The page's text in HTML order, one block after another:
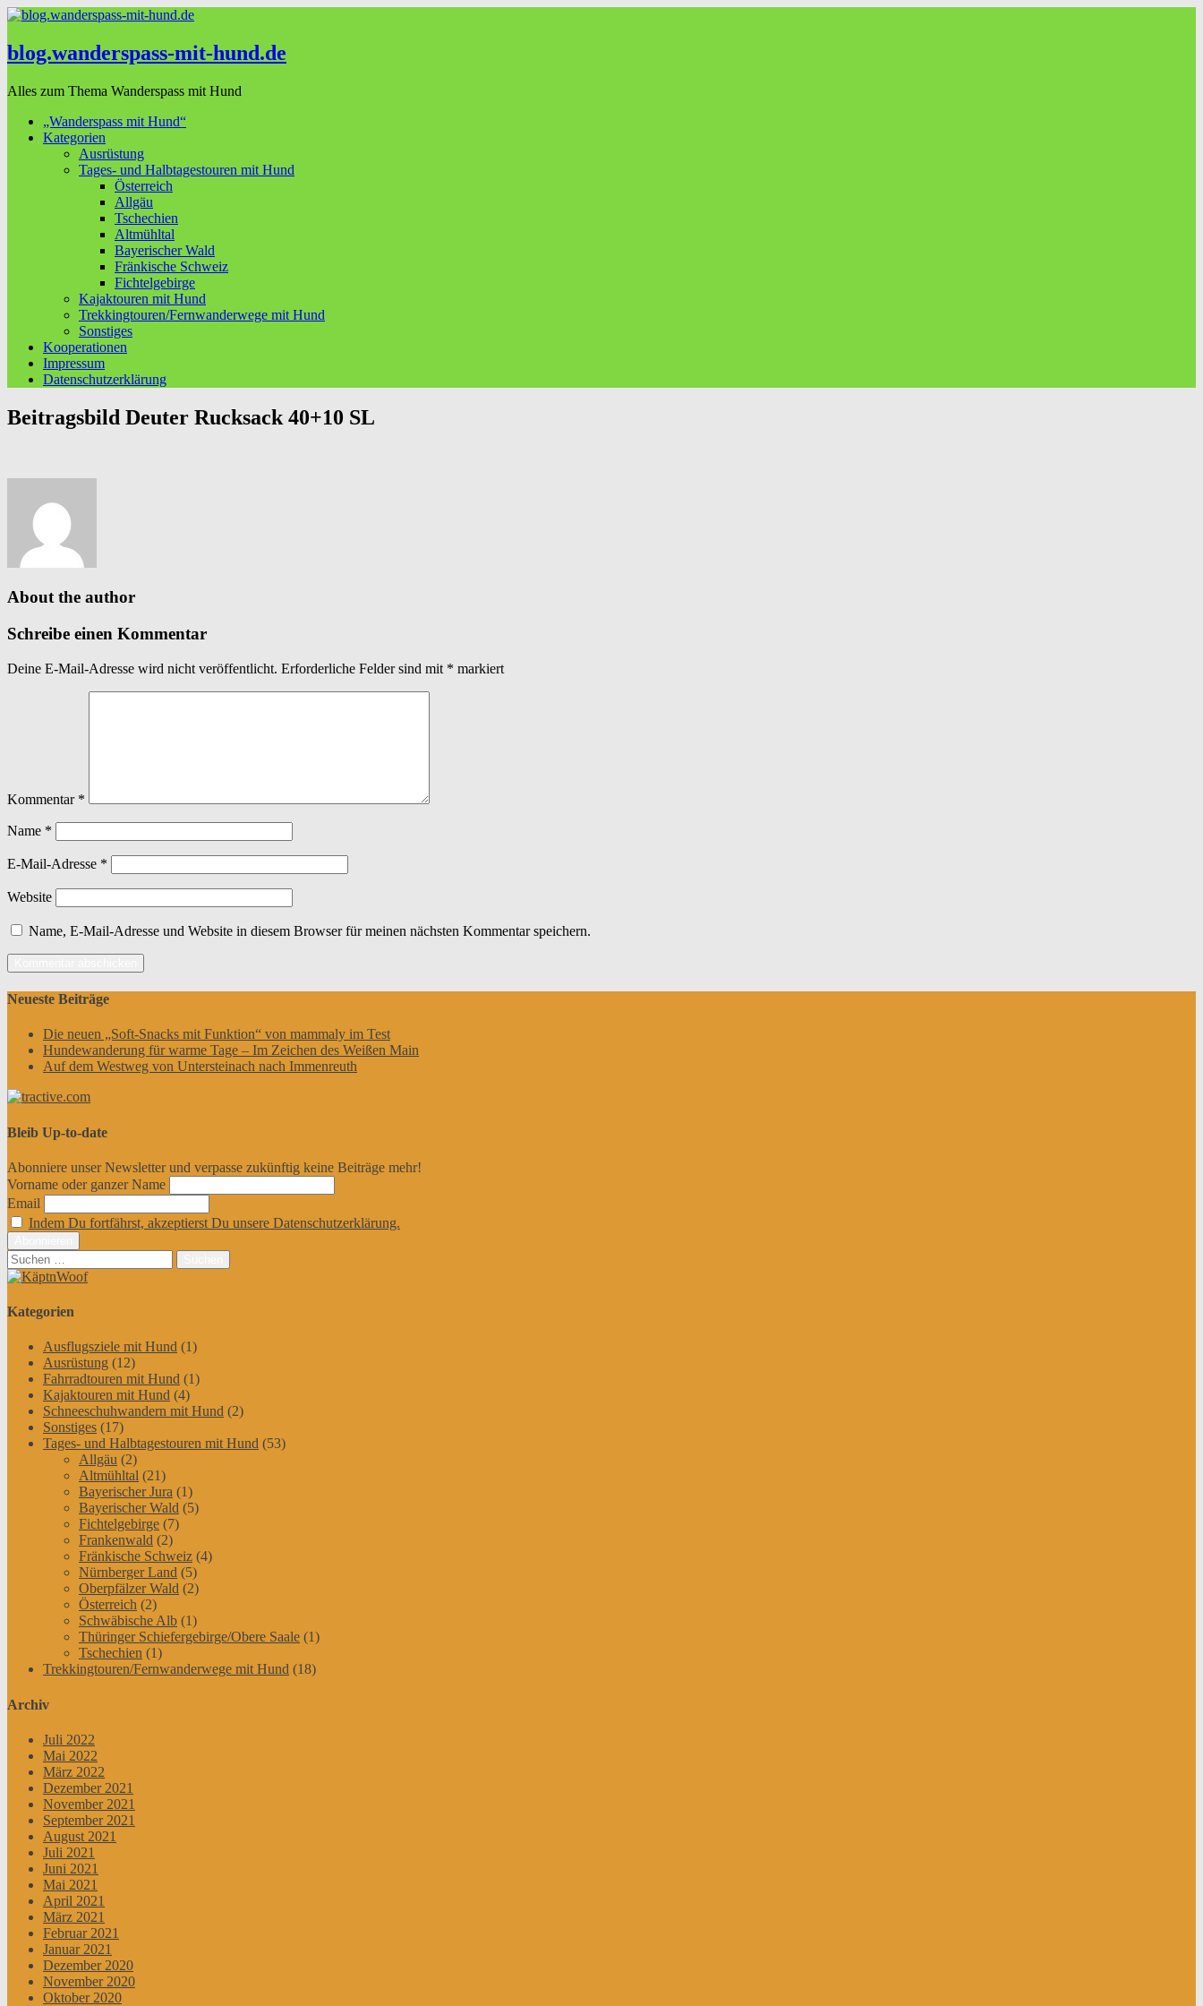
blog.wanderspass-mit-hund.de
Alles zum Thema Wanderspass mit Hund
„Wanderspass mit Hund“
Kategorien
Ausrüstung
Tages- und Halbtagestouren mit Hund
Österreich
Allgäu
Tschechien
Altmühltal
Bayerischer Wald
Fränkische Schweiz
Fichtelgebirge
Kajaktouren mit Hund
Trekkingtouren/Fernwanderwege mit Hund
Sonstiges
Kooperationen
Impressum
Datenschutzerklärung
Beitragsbild Deuter Rucksack 40+10 SL
About the author
Schreibe einen Kommentar
Deine E-Mail-Adresse wird nicht veröffentlicht. Erforderliche Felder sind mit * markiert
Kommentar *
Name *
E-Mail-Adresse *
Website
Name, E-Mail-Adresse und Website in diesem Browser für meinen nächsten Kommentar speichern.
Neueste Beiträge
Die neuen „Soft-Snacks mit Funktion“ von mammaly im Test
Hundewanderung für warme Tage – Im Zeichen des Weißen Main
Auf dem Westweg von Untersteinach nach Immenreuth
Bleib Up-to-date
Abonniere unser Newsletter und verpasse zukünftig keine Beiträge mehr!
Vorname oder ganzer Name
Email
Indem Du fortfährst, akzeptierst Du unsere Datenschutzerklärung.
Suchen
nach:
Kategorien
Ausflugsziele mit Hund (1)
Ausrüstung (12)
Fahrradtouren mit Hund (1)
Kajaktouren mit Hund (4)
Schneeschuhwandern mit Hund (2)
Sonstiges (17)
Tages- und Halbtagestouren mit Hund (53)
Allgäu (2)
Altmühltal (21)
Bayerischer Jura (1)
Bayerischer Wald (5)
Fichtelgebirge (7)
Frankenwald (2)
Fränkische Schweiz (4)
Nürnberger Land (5)
Oberpfälzer Wald (2)
Österreich (2)
Schwäbische Alb (1)
Thüringer Schiefergebirge/Obere Saale (1)
Tschechien (1)
Trekkingtouren/Fernwanderwege mit Hund (18)
Archiv
Juli 2022
Mai 2022
März 2022
Dezember 2021
November 2021
September 2021
August 2021
Juli 2021
Juni 2021
Mai 2021
April 2021
März 2021
Februar 2021
Januar 2021
Dezember 2020
November 2020
Oktober 2020